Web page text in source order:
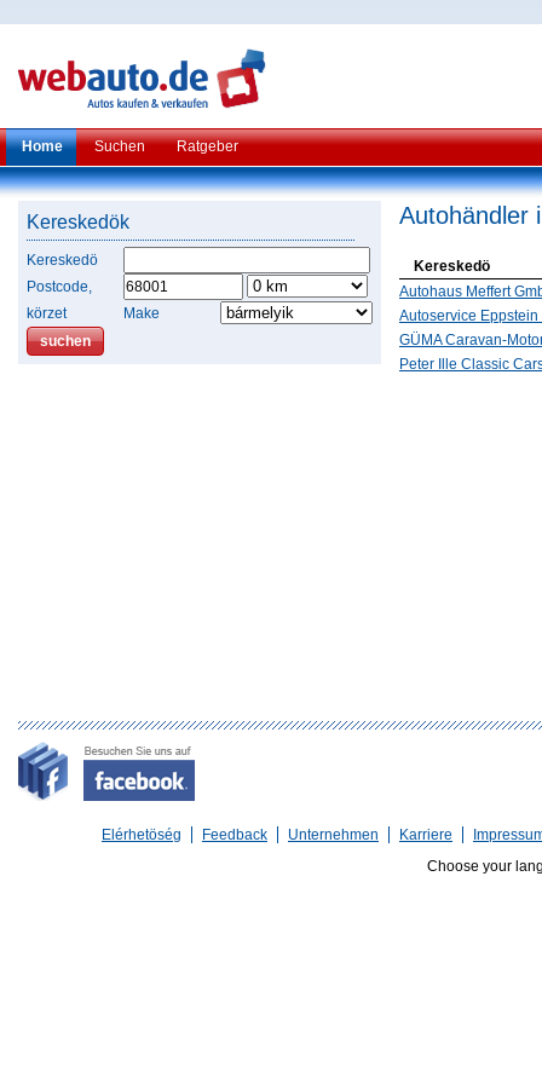
Home Suchen Ratgeber
Kereskedök
Kereskedö
Postcode,
körzet
Make
Autohändler
Kereskedö
Autohaus Meffert
Autoservice Eppstein
GÜMA Caravan-
Peter Ille Classic
Elérhetöség Feedback Unternehmen Karriere
Choose your